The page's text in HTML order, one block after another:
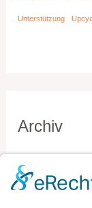
Unterstützung
Archiv